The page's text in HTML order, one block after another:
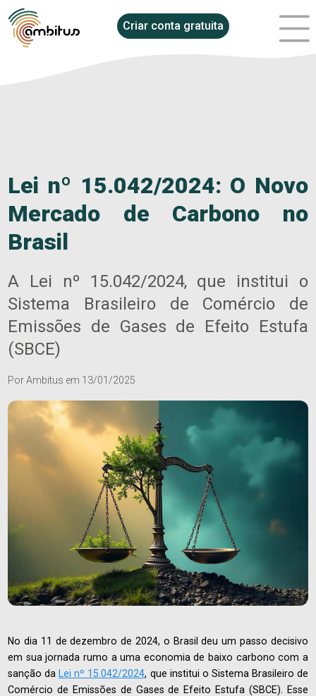
Criar conta gratuita
Lei nº 15.042/2024: O Novo
Mercado de Carbono no
Brasil
A Lei nº 15.042/2024, que institui o
Sistema Brasileiro de Comércio de
Emissões de Gases de Efeito Estufa
(SBCE)
PorAmbitus em 13/01/2025
No dia 11 de dezembro de 2024, o Brasil deu um passo decisivo
em sua jornada rumo a uma economia de baixo carbono com a
sanção da
Lei nº 15.042/2024, que institui o Sistema Brasileiro de
Comércio de Emissões de Gases de Efeito Estufa (SBCE). Esse